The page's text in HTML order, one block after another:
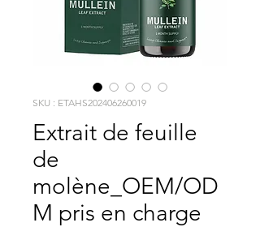
SKU : ETAHS202406260019
Extrait de feuille
de
molène_OEM/OD
M pris en charge